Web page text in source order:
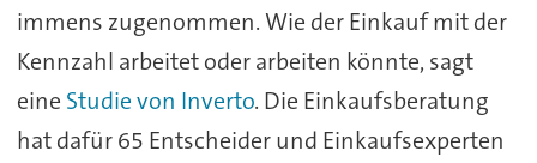
immens zugenommen. Wie der Einkauf mit der
Kennzahl arbeitet oder arbeiten könnte, sagt
eine Studie von Inverto. Die Einkaufsberatung
hat dafür 65 Entscheider und Einkaufsexperten